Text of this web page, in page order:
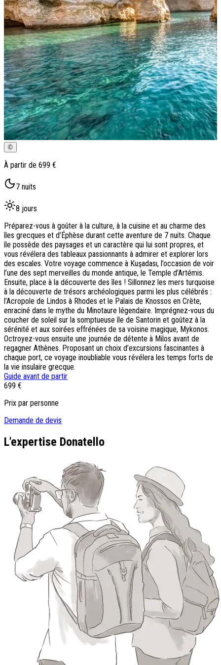
Notre histoire
Pourquoi voyager avec nous ?
Tourisme responsable
Nos brochures
Contactez-nous
Satisfaction client
Rejoignez-nous
©
À partir de 699 €
7 nuits
8 jours
Préparez-vous à goûter à la culture, à la cuisine et au charme des
îles grecques et d’Éphèse durant cette aventure de 7 nuits. Chaque
île possède des paysages et un caractère qui lui sont propres, et
vous révélera des tableaux passionnants à admirer et explorer lors
des escales. Votre voyage commence à Kuşadası, l’occasion de voir
l’une des sept merveilles du monde antique, le Temple d’Artémis.
Ensuite, place à la découverte des îles ! Sillonnez les mers turquoise
à la découverte de trésors archéologiques parmi les plus célébrés :
l’Acropole de Lindos à Rhodes et le Palais de Knossos en Crète,
enraciné dans le mythe du Minotaure légendaire. Imprégnez-vous du
coucher de soleil sur la somptueuse île de Santorin et goûtez à la
sérénité et aux soirées effrénées de sa voisine magique, Mykonos.
Octroyez-vous ensuite une journée de détente à Milos avant de
regagner Athènes. Proposant un choix d’excursions fascinantes à
chaque port, ce voyage inoubliable vous révélera les temps forts de
la vie insulaire grecque.
Guide avant de partir
699 €
Prix par personne
Demande de devis
L'expertise Donatello